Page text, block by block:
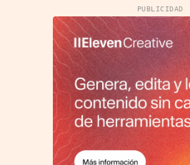
PUBLICIDAD